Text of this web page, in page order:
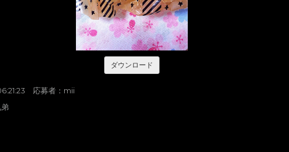
ダウンロード
応募者：mii